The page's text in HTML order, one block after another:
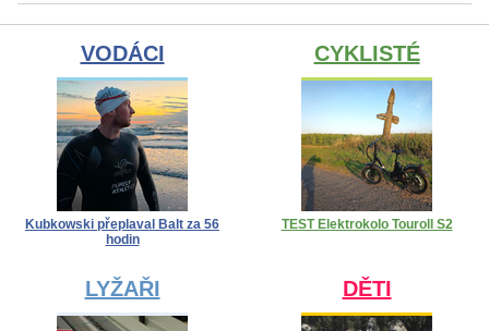
VODÁCI
Kubkowski přeplaval Balt za 56
hodin
CYKLISTÉ
TEST Elektrokolo Touroll S2
LYŽAŘI DĚTI